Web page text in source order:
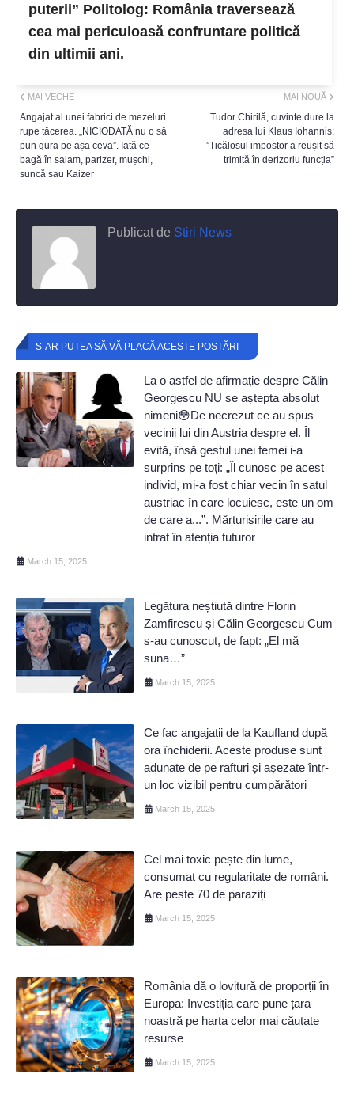
puterii” Politolog: România traversează
cea mai periculoasă confruntare politică
din ultimii ani.
MAI NOUĂ
Tudor Chirilă, cuvinte dure la
adresa lui Klaus Iohannis:
”Ticălosul impostor a reușit să
trimită în derizoriu funcția”
MAI VECHE
Angajat al unei fabrici de mezeluri
rupe tăcerea. „NICIODATĂ nu o să
pun gura pe așa ceva”. Iată ce
bagă în salam, parizer, mușchi,
suncă sau Kaizer
Publicat de Stiri News
S-AR PUTEA SĂ VĂ PLACĂ ACESTE POSTĂRI
La o astfel de afirmație despre Călin
Georgescu NU se aștepta absolut
nimeni😳De necrezut ce au spus
vecinii lui din Austria despre el. Îl
evită, însă gestul unei femei i-a
surprins pe toți: „Îl cunosc pe acest
individ, mi-a fost chiar vecin în satul
austriac în care locuiesc, este un om
de care a...”. Mărturisirile care au
intrat în atenția tuturor
March 15, 2025
Legătura neștiută dintre Florin
Zamfirescu și Călin Georgescu Cum
s-au cunoscut, de fapt: „El mă
suna…”
March 15, 2025
Ce fac angajații de la Kaufland după
ora închiderii. Aceste produse sunt
adunate de pe rafturi și așezate într-
un loc vizibil pentru cumpărători
March 15, 2025
Cel mai toxic pește din lume,
consumat cu regularitate de români.
Are peste 70 de paraziți
March 15, 2025
România dă o lovitură de proporții în
Europa: Investiția care pune țara
noastră pe harta celor mai căutate
resurse
March 15, 2025